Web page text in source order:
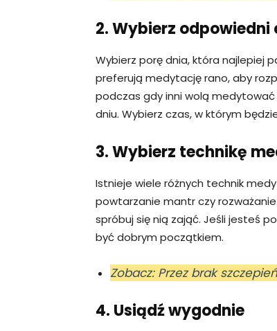
2. Wybierz odpowiedni
Wybierz porę dnia, która najlepiej
preferują medytację rano, aby
podczas gdy inni wolą
dniu. Wybierz czas, w którym
3. Wybierz technikę
Istnieje wiele różnych technik
powtarzanie mantr czy
spróbuj się nią zająć. Jeśli jesteś
być dobrym początkiem.
Zobacz: Przez brak
4. Usiądź wygodnie